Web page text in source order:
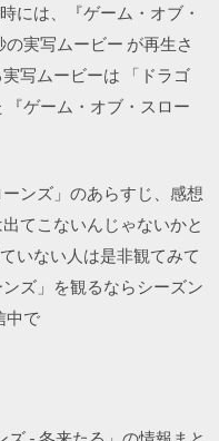
には、『ゲーム・オブ・
実写ムービー が再生さ
写ムービーは 「ドラゴ
『ゲーム・オブ・スロー
ンズ」のあらすじ、感想
てこないんじゃないかと
いない人は是非観てみて
ズ」を観るならシーズン
中で